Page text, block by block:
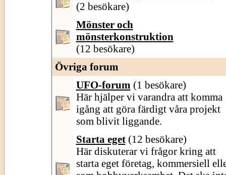
(2 besökare)
Mönster och
mönsterkonstruktion
(12 besökare)
Övriga forum
UFO-forum (1 besökare)
Här hjälper vi varandra att komma
igång att göra färdigt våra projekt
som blivit liggande.
Starta eget (12 besökare)
Här diskuterar vi frågor kring att
starta eget företag, kommersiell